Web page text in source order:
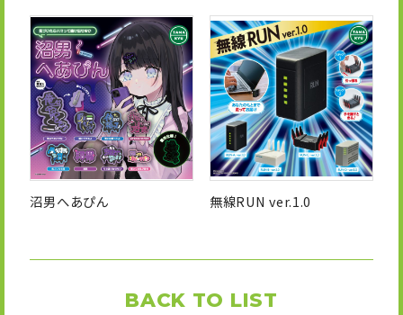
沼男へあぴん 無線RUN ver.1.0
BACK TO LIST